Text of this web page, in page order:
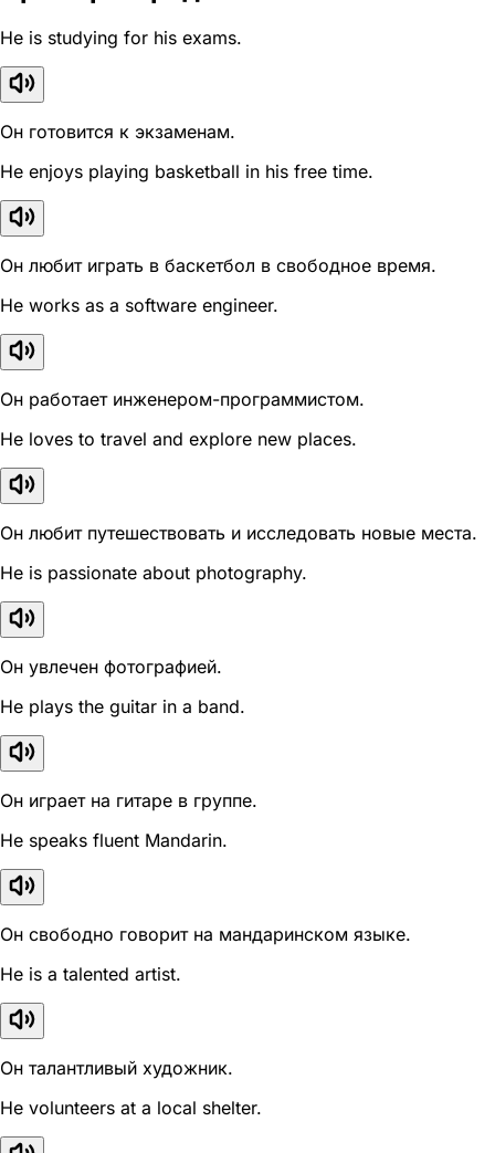
He is studying for his exams.
Он готовится к экзаменам.
He enjoys playing basketball in his free time.
Он любит играть в баскетбол в свободное время.
He works as a software engineer.
Он работает инженером-программистом.
He loves to travel and explore new places.
Он любит путешествовать и исследовать новые места.
He is passionate about photography.
Он увлечен фотографией.
He plays the guitar in a band.
Он играет на гитаре в группе.
He speaks fluent Mandarin.
Он свободно говорит на мандаринском языке.
He is a talented artist.
Он талантливый художник.
He volunteers at a local shelter.